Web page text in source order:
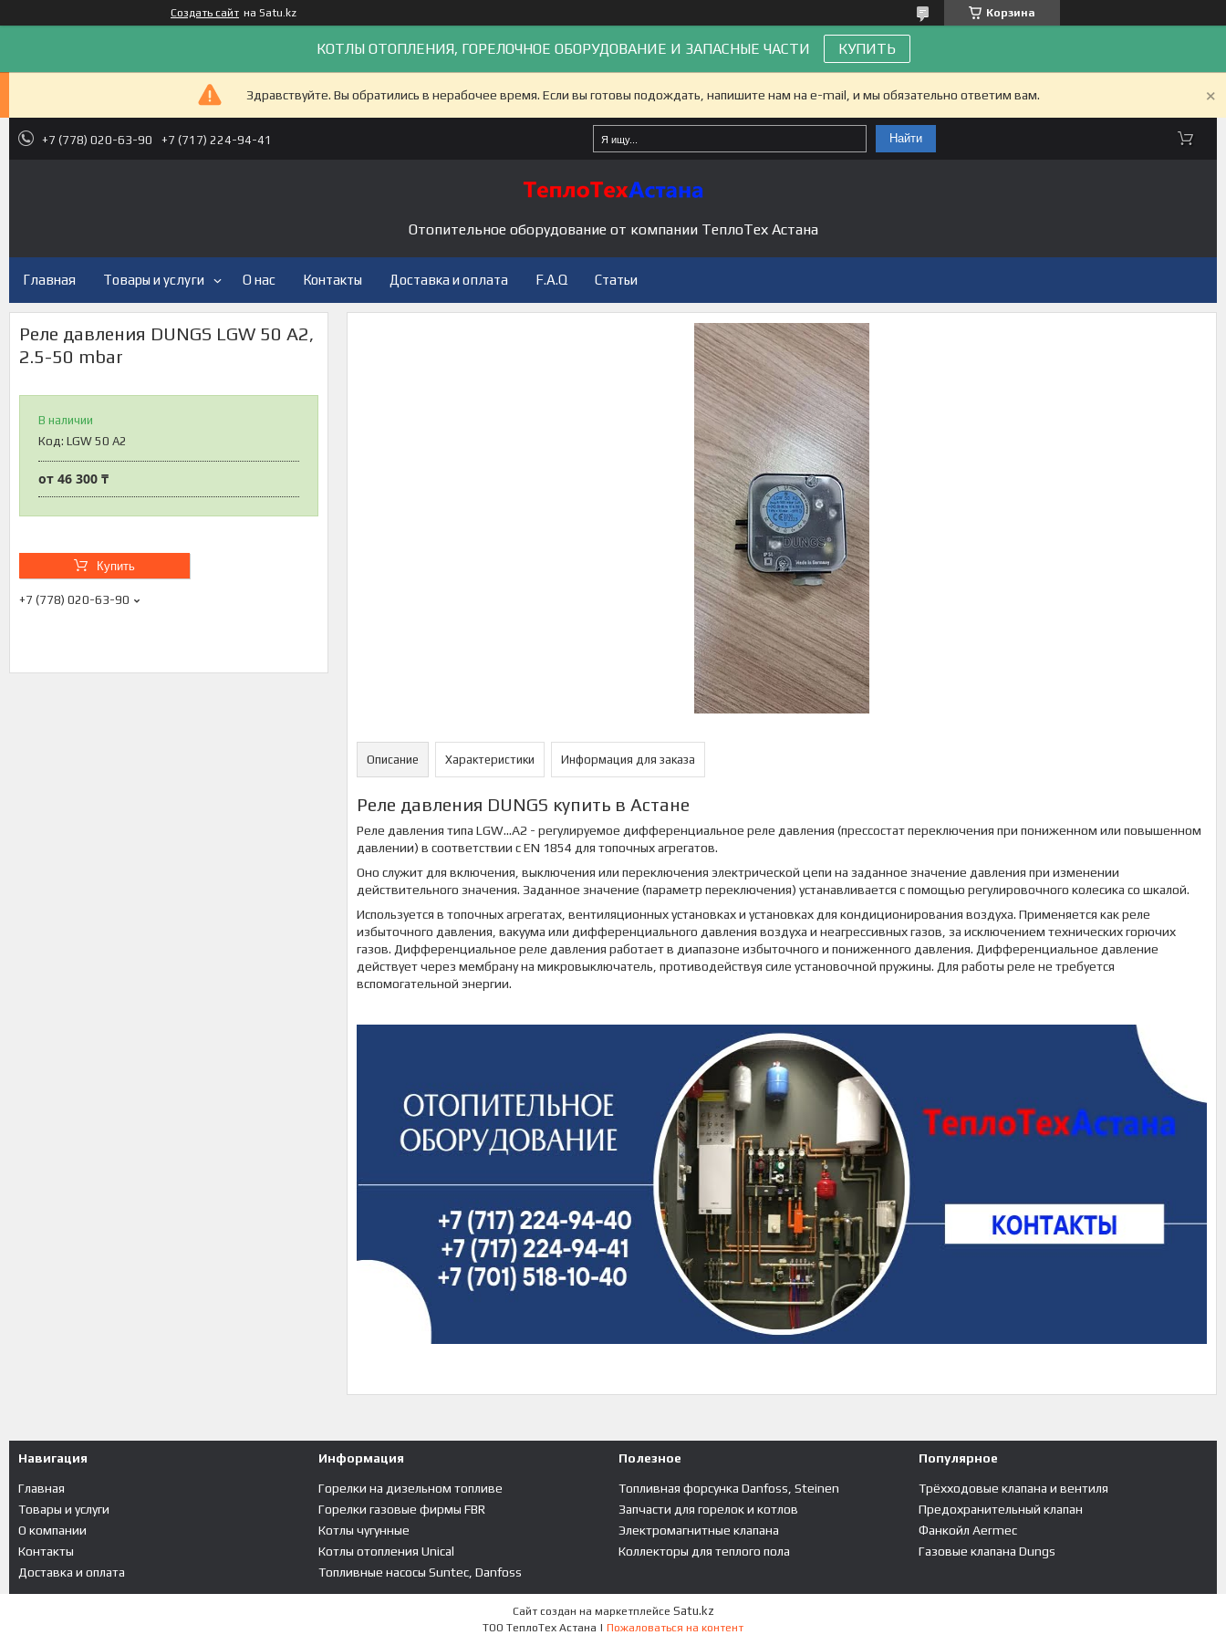
Создать сайт на Satu.kz Корзина
КОТЛЫ ОТОПЛЕНИЯ, ГОРЕЛОЧНОЕ ОБОРУДОВАНИЕ И ЗАПАСНЫЕ ЧАСТИ КУПИТЬ
Здравствуйте. Вы обратились в нерабочее время. Если вы готовы подождать, напишите нам на e-mail, и мы обязательно ответим вам.
+7 (778) 020-63-90 +7 (717) 224-94-41 Найти
Отопительное оборудование от компании ТеплоТех Астана
Главная Товары и услуги О нас Контакты Доставка и оплата F.A.Q Статьи
Реле давления DUNGS LGW 50 A2,
2.5-50 mbar
В наличии
Код: LGW 50 A2
от 46 300 ₸
Купить
+7 (778) 020-63-90
Описание Характеристики Информация для заказа
Реле давления DUNGS купить в Астане
Реле давления типа LGW...A2 - регулируемое дифференциальное реле давления (прессостат переключения при пониженном или повышенном
давлении) в соответствии с EN 1854 для топочных агрегатов.
Оно служит для включения, выключения или переключения электрической цепи на заданное значение давления при изменении
действительного значения. Заданное значение (параметр переключения) устанавливается с помощью регулировочного колесика со шкалой.
Используется в топочных агрегатах, вентиляционных установках и установках для кондиционирования воздуха. Применяется как реле
избыточного давления, вакуума или дифференциального давления воздуха и неагрессивных газов, за исключением технических горючих
газов. Дифференциальное реле давления работает в диапазоне избыточного и пониженного давления. Дифференциальное давление
действует через мембрану на микровыключатель, противодействуя силе установочной пружины. Для работы реле не требуется
вспомогательной энергии.
Навигация
Главная
Товары и услуги
О компании
Контакты
Доставка и оплата
Информация
Горелки на дизельном топливе
Горелки газовые фирмы FBR
Котлы чугунные
Котлы отопления Unical
Топливные насосы Suntec, Danfoss
Полезное
Топливная форсунка Danfoss, Steinen
Запчасти для горелок и котлов
Электромагнитные клапана
Коллекторы для теплого пола
Популярное
Трёхходовые клапана и вентиля
Предохранительный клапан
Фанкойл Aermec
Газовые клапана Dungs
Сайт создан на маркетплейсе Satu.kz
ТОО ТеплоТех Астана | Пожаловаться на контент